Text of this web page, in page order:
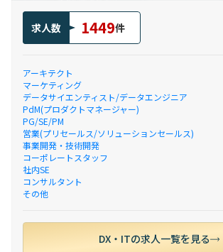
求人数 1449件
アーキテクト
マーケティング
データサイエンティスト/データエンジニア
PdM(プロダクトマネージャー)
PG/SE/PM
営業(プリセールス/ソリューションセールス)
事業開発・技術開発
コーポレートスタッフ
社内SE
コンサルタント
その他
DX・ITの求人一覧を見る